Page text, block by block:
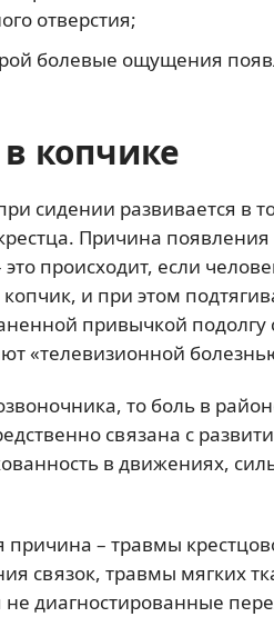
отверстия;
болевые ощущения
копчике
сидении развивается в
Причина
происходит, если
и при этом
привычкой подолгу
«телевизионной
то боль в
связана с
в движениях,
– травмы
связок, травмы мягких
не диагностированные